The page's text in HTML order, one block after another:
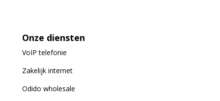
Onze diensten
VoIPtelefonie
Zakelijk internet
Odido wholesale